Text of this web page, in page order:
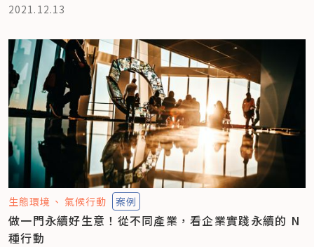
2021.12.13
生態環境 氣候行動 案例
做一門永續好生意！從不同產業，看企業實踐永續的 N
種行動